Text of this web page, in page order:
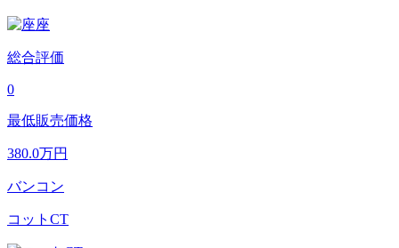
総合評価
0
最低販売価格
380.0万円
バンコン
コットCT